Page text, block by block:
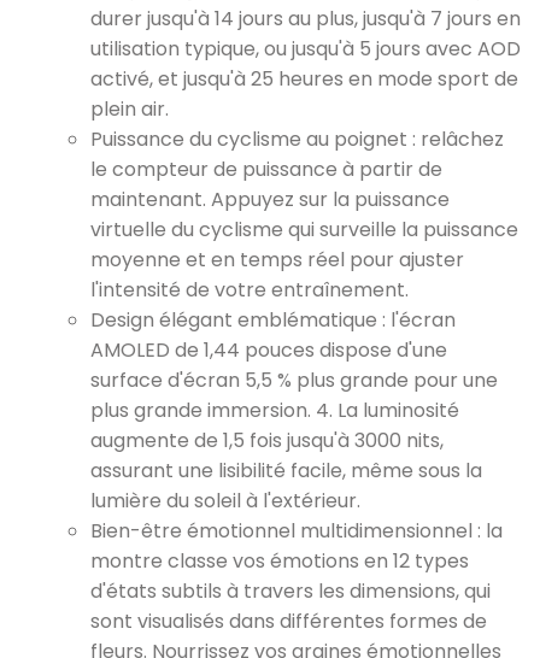
durer jusqu'à 14 jours au plus, jusqu'à 7 jours en
utilisation typique, ou jusqu'à 5 jours avec AOD
activé, et jusqu'à 25 heures en mode sport de
plein air.
Puissance du cyclisme au poignet : relâchez
le compteur de puissance à partir de
maintenant. Appuyez sur la puissance
virtuelle du cyclisme qui surveille la puissance
moyenne et en temps réel pour ajuster
l'intensité de votre entraînement.
Design élégant emblématique : l'écran
AMOLED de 1,44 pouces dispose d'une
surface d'écran 5,5 % plus grande pour une
plus grande immersion. 4. La luminosité
augmente de 1,5 fois jusqu'à 3000 nits,
assurant une lisibilité facile, même sous la
lumière du soleil à l'extérieur.
Bien-être émotionnel multidimensionnel : la
montre classe vos émotions en 12 types
d'états subtils à travers les dimensions, qui
sont visualisés dans différentes formes de
fleurs. Nourrissez vos graines émotionnelles